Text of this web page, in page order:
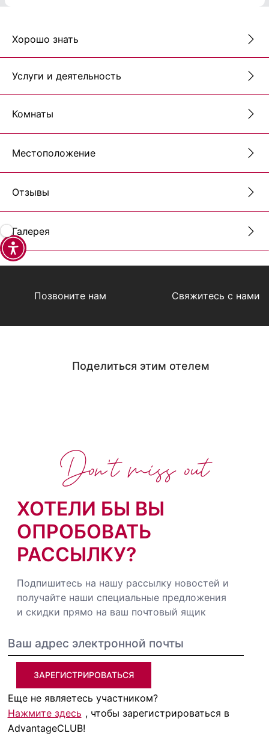
Хорошо знать
Услуги и деятельность
Комнаты
Местоположение
Отзывы
Галерея
Позвоните нам Свяжитесь с нами
Поделиться этим отелем
ХОТЕЛИ БЫ ВЫ
ОПРОБОВАТЬ
РАССЫЛКУ?
Подпишитесь на нашу рассылку новостей и
получайте наши специальные предложения
и скидки прямо на ваш почтовый ящик
ЗАРЕГИСТРИРОВАТЬСЯ
Еще не являетесь участником?
Нажмите здесь , чтобы зарегистрироваться в
AdvantageCLUB!
Don't miss out